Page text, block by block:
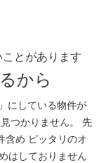
とがあります
から
にしている物件が
つかりません。 先
含め ピッタリのオ
はしておりません